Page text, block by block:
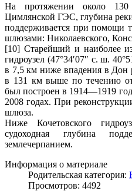
На протяжении около
Цимлянской ГЭС, глубина
поддерживается при помощи
шлюзами: Николаевского,
[10] Старейший и наиболее
гидроузел (47°34′07″ с. ш.
в 7,5 км ниже впадения в Дон
в 131 км выше по течению
был построен в 1914—1919
2008 годах. При
шлюза.
Ниже Кочетовского
судоходная глубина
землечерпанием.
Информация о материале
Родительская категория:
Просмотров: 4492